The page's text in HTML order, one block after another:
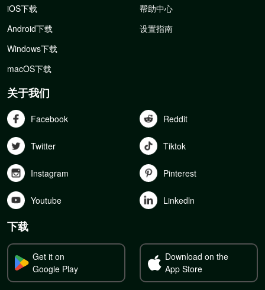
iOS下载
Android下载
Windows下载
macOS下载
帮助中心
设置指南
关于我们
Facebook Reddit
Twitter Tiktok
Instagram Pinterest
Youtube Linkedln
下载
Get it on
Google Play
Download on the
App Store